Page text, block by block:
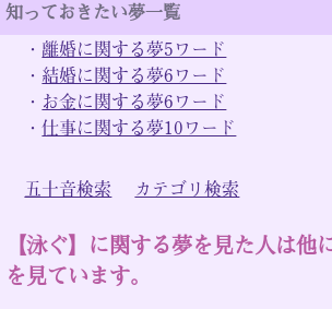
知っておきたい夢一覧
・ 離婚に関する夢5ワード
・ 結婚に関する夢6ワード
・ お金に関する夢6ワード
・仕事に関する夢10ワード
五十音検索 カテゴリ検索
【泳ぐ】に関する夢を見た人は他
を見ています。